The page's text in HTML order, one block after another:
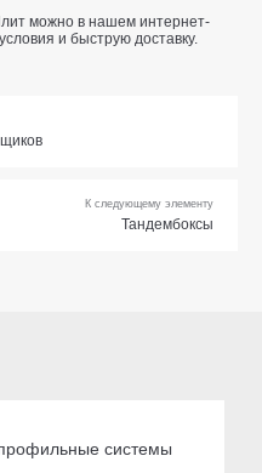
можно в нашем интернет-
и быструю доставку.
К следующему элементу
Тандембоксы
системы